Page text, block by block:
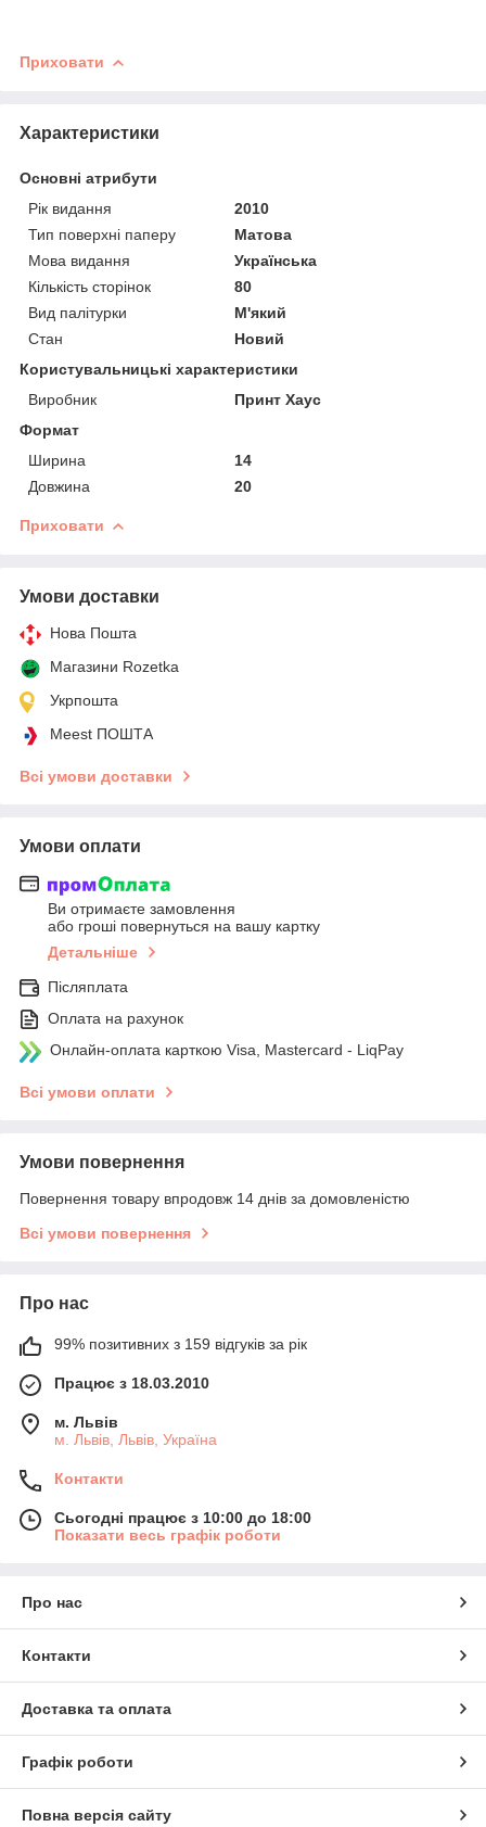
Приховати
Характеристики
Основні атрибути
Рік видання
2010
Тип поверхні паперу
Матова
Мова видання
Українська
Кількість сторінок
80
Вид палітурки
М'який
Стан
Новий
Користувальницькі характеристики
Виробник
Принт Хаус
Формат
Ширина
14
Довжина
20
Приховати
Умови доставки
Нова Пошта
Магазини Rozetka
Укрпошта
Meest ПОШТА
Всі умови доставки
Умови оплати
Ви отримаєте замовлення
або гроші повернуться на вашу картку
Детальніше
Післяплата
Оплата на рахунок
Онлайн-оплата карткою Visa, Mastercard - LiqPay
Всі умови оплати
Умови повернення
Повернення товару впродовж 14 днів за домовленістю
Всі умови повернення
Про нас
99% позитивних з 159 відгуків за рік
Працює з 18.03.2010
м. Львів
м. Львів, Львів, Україна
Контакти
Сьогодні працює з 10:00 до 18:00
Показати весь графік роботи
Про нас
Контакти
Доставка та оплата
Графік роботи
Повна версія сайту